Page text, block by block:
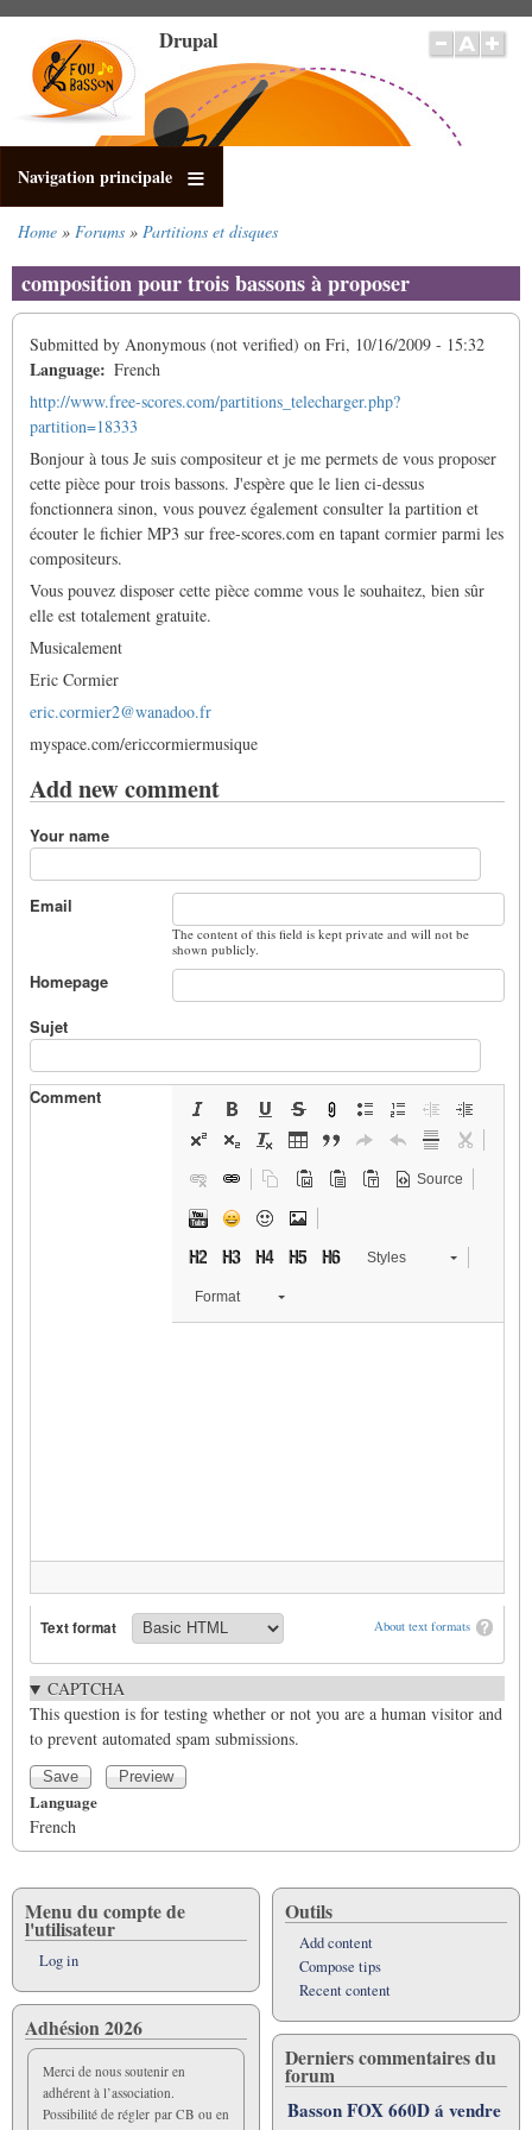
main
content
Drupal
Navigation principale
Home Forums Partitions et disques
composition pour trois bassons à proposer
Submitted by Anonymous (not verified) on Fri, 10/16/2009 - 15:32
Language
French
http://www.free-scores.com/partitions_telecharger.php?
partition=18333
Bonjour à tous Je suis compositeur et je me permets de vous proposer
cette pièce pour trois bassons. J'espère que le lien ci-dessus
fonctionnera sinon, vous pouvez également consulter la partition et
écouter le fichier MP3 sur free-scores.com en tapant cormier parmi les
compositeurs.
Vous pouvez disposer cette pièce comme vous le souhaitez, bien sûr
elle est totalement gratuite.
Musicalement
Eric Cormier
eric.cormier2@wanadoo.fr
myspace.com/ericcormiermusique
Add new comment
Your name
Email
The content of this field is kept private and will not be
shown publicly.
Homepage
Sujet
Comment
Source
Styles
Format
About text formats
Text format
CAPTCHA
This question is for testing whether or not you are a human visitor and
to prevent automated spam submissions.
Language
French
Menu du compte de
l'utilisateur
Log in
Adhésion 2026
Merci de nous soutenir en
adhérent à l’association.
Possibilité de régler par CB ou en
Outils
Add content
Compose tips
Recent content
Derniers commentaires du
forum
Basson FOX 660D á vendre